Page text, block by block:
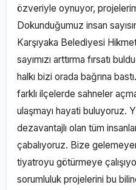
özveriyle oynuyor,
Dokunduğumuz insan
Karşıyaka Belediyesi
sayımızı arttırma fırsatı
halkı bizi orada bağrına
farklı ilçelerde sahneler
ulaşmayı hayati buluyoruz.
dezavantajlı olan tüm
çabalıyoruz. Bize
tiyatroyu götürmeye
sorumluluk projelerini bu